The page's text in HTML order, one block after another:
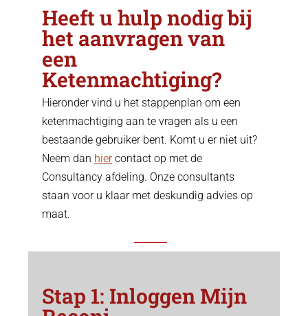
Heeft u hulp nodig bij
het aanvragen van
een
Ketenmachtiging?
Hieronder vind u het stappenplan om een
ketenmachtiging aan te vragen als u een
bestaande gebruiker bent. Komt u er niet uit?
Neem dan hiercontact op met de
Consultancy afdeling. Onze consultants
staan voor u klaar met deskundig advies op
maat.
Stap 1: Inloggen Mijn